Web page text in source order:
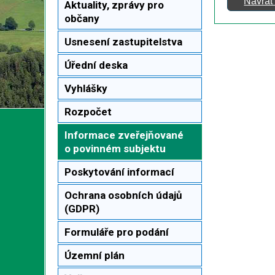
Aktuality, zprávy pro
občany
Usnesení zastupitelstva
Úřední deska
Vyhlášky
Rozpočet
Informace zveřejňované
o povinném subjektu
Poskytování informací
Ochrana osobních údajů
(GDPR)
Formuláře pro podání
Územní plán